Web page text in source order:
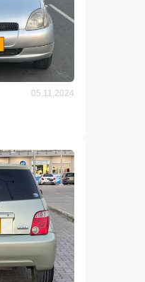
05.11.2024